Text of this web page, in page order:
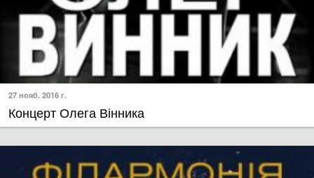
27 нояб. 2016 г.
Концерт Олега Вінника